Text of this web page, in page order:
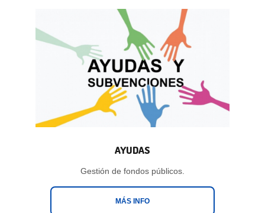
AYUDAS
Gestión de fondos públicos.
MÁS INFO